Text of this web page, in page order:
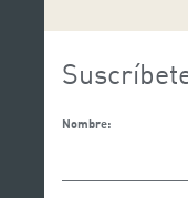
Nombre: